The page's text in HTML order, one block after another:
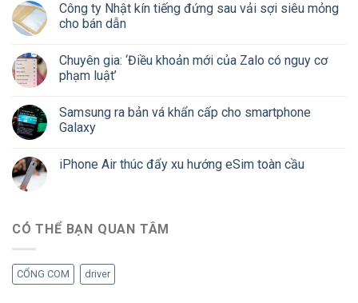
Công ty Nhật kín tiếng đứng sau vải sợi siêu mỏng
cho bán dẫn
Chuyên gia: ‘Điều khoản mới của Zalo có nguy cơ
phạm luật’
Samsung ra bản vá khẩn cấp cho smartphone
Galaxy
iPhone Air thúc đẩy xu hướng eSim toàn cầu
CÓ THỂ BẠN QUAN TÂM
CỔNG COM driver